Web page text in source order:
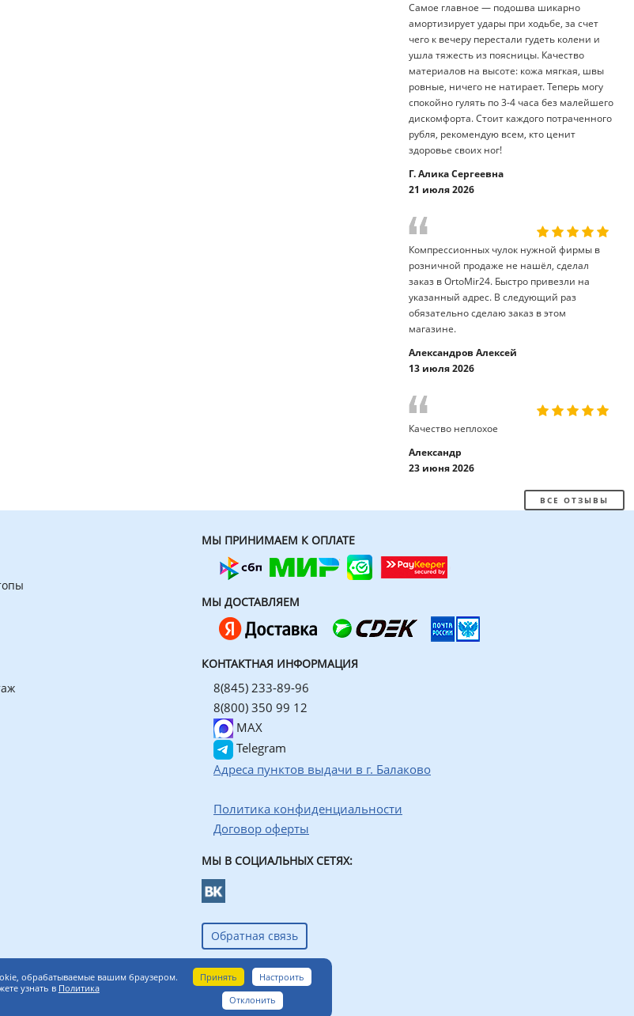
Самое главное — подошва шикарно
амортизирует удары при ходьбе, за счет
чего к вечеру перестали гудеть колени и
ушла тяжесть из поясницы. Качество
материалов на высоте: кожа мягкая, швы
ровные, ничего не натирает. Теперь могу
спокойно гулять по 3-4 часа без малейшего
дискомфорта. Стоит каждого потраченного
рубля, рекомендую всем, кто ценит
здоровье своих ног!
Г. Алика Сергеевна
21 июля 2026
Компрессионных чулок нужной фирмы в
розничной продаже не нашёл, сделал
заказ в OrtoMir24. Быстро привезли на
указанный адрес. В следующий раз
обязательно сделаю заказ в этом
магазине.
Александров Алексей
13 июля 2026
Качество неплохое
Александр
23 июня 2026
ВСЕ ОТЗЫВЫ
МЫ ПРИНИМАЕМ К ОПЛАТЕ
МЫ ДОСТАВЛЯЕМ
КОНТАКТНАЯ ИНФОРМАЦИЯ
8(845) 233-89-96
8(800) 350 99 12
MAX
Telegram
Адреса пунктов выдачи в г. Балаково
Политика конфиденциальности
Договор оферты
МЫ В СОЦИАЛЬНЫХ СЕТЯХ:
Обратная связь
товаров
обрабатываемые вашим браузером.
узнать в Политика
Принять
Настроить
Отклонить